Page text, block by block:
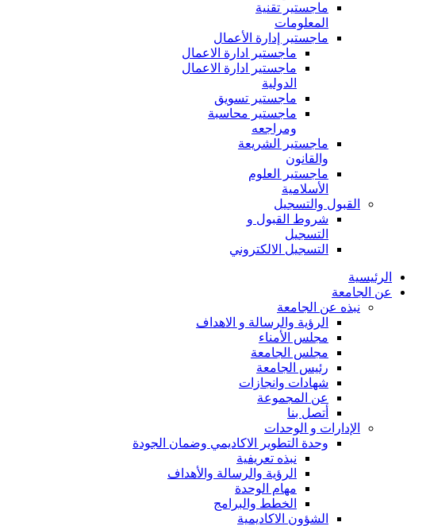
ماجستير تقنية
المعلومات
ماجستير إدارة الأعمال
ماجستير ادارة الاعمال
ماجستير ادارة الاعمال
الدولية
ماجستير تسويق
ماجستير محاسبة
ومراجعه
ماجستير الشريعة
والقانون
ماجستير العلوم
الأسلامية
القبول والتسجيل
شروط القبول و
التسجيل
التسجيل الالكتروني
الرئيسية
عن الجامعة
نبذه عن الجامعة
الرؤية والرسالة و الاهداف
مجلس الأمناء
مجلس الجامعة
رئيس الجامعة
شهادات وانجازات
عن المجموعة
أتصل بنا
الإدارات و الوحدات
وحدة التطوير الاكاديمي وضمان الجودة
نبذه تعريفية
الرؤية والرسالة والأهداف
مهام الوحدة
الخطط والبرامج
الشؤون الاكاديمية